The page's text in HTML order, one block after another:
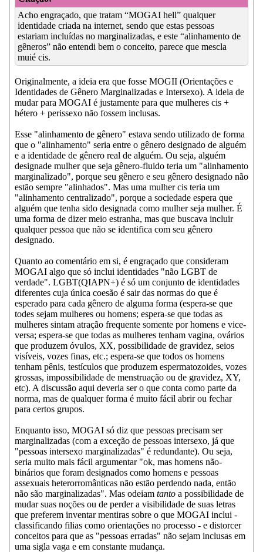
Acho engraçado, que tratam “MOGAI hell” qualquer
identidade criada na internet, sendo que estas pessoas
estariam incluídas no marginalizadas, e este “alinhamento de
gêneros” não entendi bem o conceito, parece que mescla
muié cis.
Originalmente, a ideia era que fosse MOGII (Orientações e
Identidades de Gênero Marginalizadas e Intersexo). A ideia de
mudar para MOGAI é justamente para que mulheres cis +
hétero + perissexo não fossem inclusas.
Esse "alinhamento de gênero" estava sendo utilizado de forma
que o "alinhamento" seria entre o gênero designado de alguém
e a identidade de gênero real de alguém. Ou seja, alguém
designade mulher que seja gênero-fluido teria um "alinhamento
marginalizado", porque seu gênero e seu gênero designado não
estão sempre "alinhados". Mas uma mulher cis teria um
"alinhamento centralizado", porque a sociedade espera que
alguém que tenha sido designada como mulher seja mulher. É
uma forma de dizer meio estranha, mas que buscava incluir
qualquer pessoa que não se identifica com seu gênero
designado.
Quanto ao comentário em si, é engraçado que consideram
MOGAI algo que só inclui identidades "não LGBT de
verdade". LGBT(QIAPN+) é só um conjunto de identidades
diferentes cuja única coesão é sair das normas do que é
esperado para cada gênero de alguma forma (espera-se que
todes sejam mulheres ou homens; espera-se que todas as
mulheres sintam atração frequente somente por homens e vice-
versa; espera-se que todas as mulheres tenham vagina, ovários
que produzem óvulos, XX, possibilidade de gravidez, seios
visíveis, vozes finas, etc.; espera-se que todos os homens
tenham pênis, testículos que produzem espermatozoides, vozes
grossas, impossibilidade de menstruação ou de gravidez, XY,
etc). A discussão aqui deveria ser o que conta como parte da
norma, mas de qualquer forma é muito fácil abrir ou fechar
para certos grupos.
Enquanto isso, MOGAI só diz que pessoas precisam ser
marginalizadas (com a exceção de pessoas intersexo, já que
"pessoas intersexo marginalizadas" é redundante). Ou seja,
seria muito mais fácil argumentar "ok, mas homens não-
binários que foram designados como homens e pessoas
assexuais heterorromânticas não estão perdendo nada, então
não são marginalizadas". Mas odeiam tanto a possibilidade de
mudar suas noções ou de perder a visibilidade de suas letras
que preferem inventar mentiras sobre o que MOGAI inclui -
classificando filias como orientações no processo - e distorcer
conceitos para que as "pessoas erradas" não sejam inclusas em
uma sigla vaga e em constante mudança.